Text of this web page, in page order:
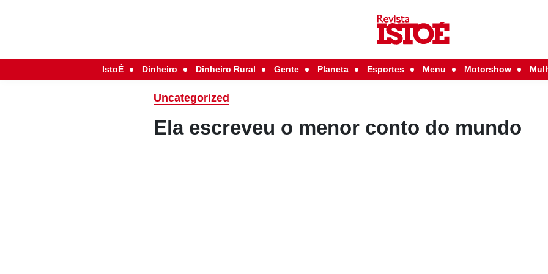
IstoÉ Dinheiro Dinheiro Rural Gente Planeta Esportes Menu Motorshow
Uncategorized
Ela escreveu o menor conto do mundo